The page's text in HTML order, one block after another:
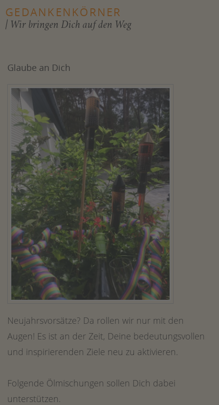
GEDANKENKÖRNER
| Wir bringen Dich auf den Weg
Glaube an Dich
Neujahrsvorsätze? Da rollen wir nur mit den
Augen! Es ist an der Zeit, Deine bedeutungsvollen
und inspirierenden Ziele neu zu aktivieren.
Folgende Ölmischungen sollen Dich dabei
unterstützen.